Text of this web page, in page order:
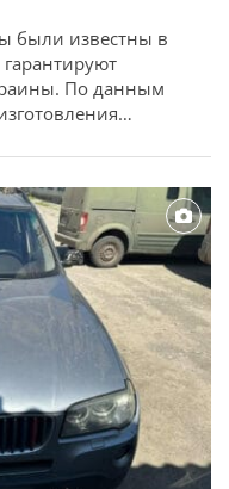
были известны в
По данным
мужчин. Об этом
прокуратура.
клиентов и
с мужчинами